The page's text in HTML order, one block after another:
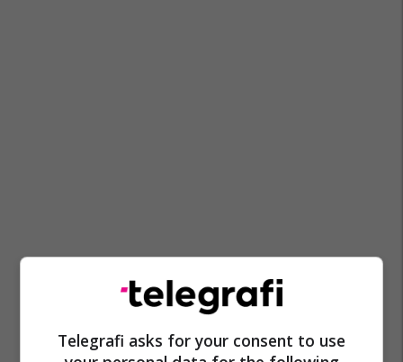
Telegrafi asks for your consent to use